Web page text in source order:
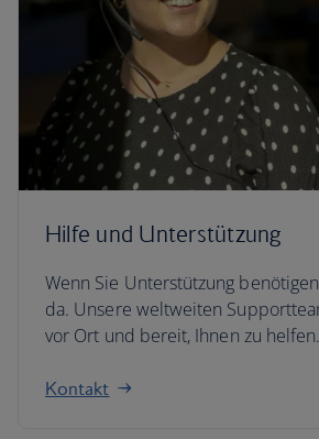
Hilfe und Unterstützung
Wenn Sie Unterstützung
da. Unsere weltweiten
vor Ort und bereit, Ihnen zu helfen.
Kontakt